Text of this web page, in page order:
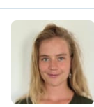
K